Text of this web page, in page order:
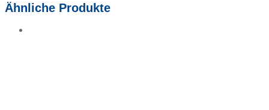
Ähnliche Produkte